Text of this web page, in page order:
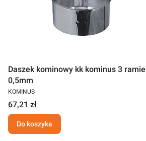
Daszek kominowy kk kominus 3
0,5mm
KOMINUS
67,21 zł
Do koszyka